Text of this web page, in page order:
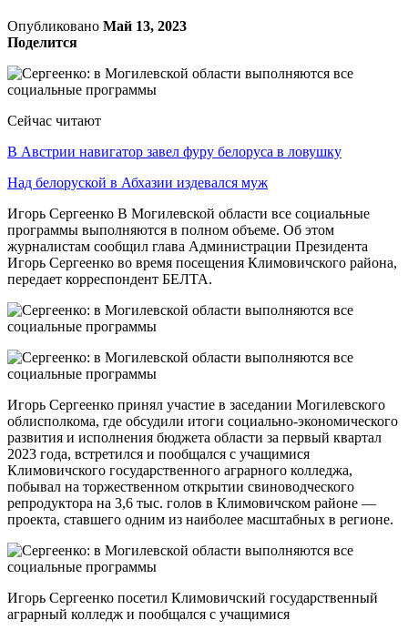
Опубликовано Май 13, 2023
Поделится
Сейчас читают
В Австрии навигатор завел фуру белоруса в ловушку
Над белоруской в Абхазии издевался муж
Игорь Сергеенко В Могилевской области все социальные
программы выполняются в полном объеме. Об этом
журналистам сообщил глава Администрации Президента
Игорь Сергеенко во время посещения Климовичского района,
передает корреспондент БЕЛТА.
Игорь Сергеенко принял участие в заседании Могилевского
облисполкома, где обсудили итоги социально-экономического
развития и исполнения бюджета области за первый квартал
2023 года, встретился и пообщался с учащимися
Климовичского государственного аграрного колледжа,
побывал на торжественном открытии свиноводческого
репродуктора на 3,6 тыс. голов в Климовичском районе —
проекта, ставшего одним из наиболее масштабных в регионе.
Игорь Сергеенко посетил Климовичский государственный
аграрный колледж и пообщался с учащимися